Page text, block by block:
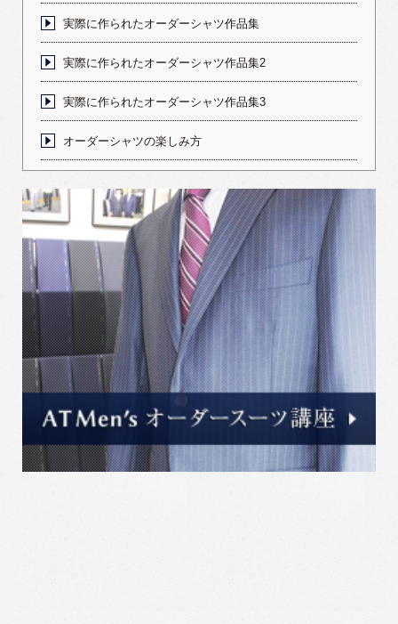
実際に作られたオーダーシャツ作品集
実際に作られたオーダーシャツ作品集2
実際に作られたオーダーシャツ作品集3
オーダーシャツの楽しみ方